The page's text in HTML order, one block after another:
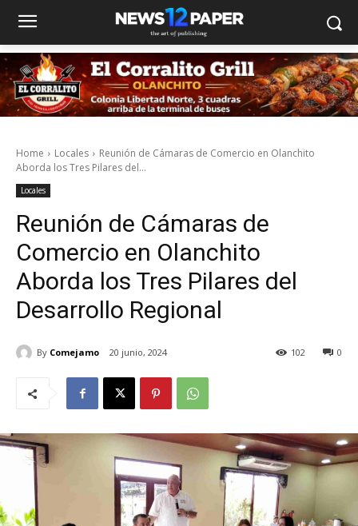
Home Locales
Reunión de Cámaras de Comercio en Olanchito
Aborda los Tres Pilares del...
Locales
Reunión de Cámaras de
Comercio en Olanchito
Aborda los Tres Pilares del
Desarrollo Regional
By Comejamo 20 junio, 2024 0
102